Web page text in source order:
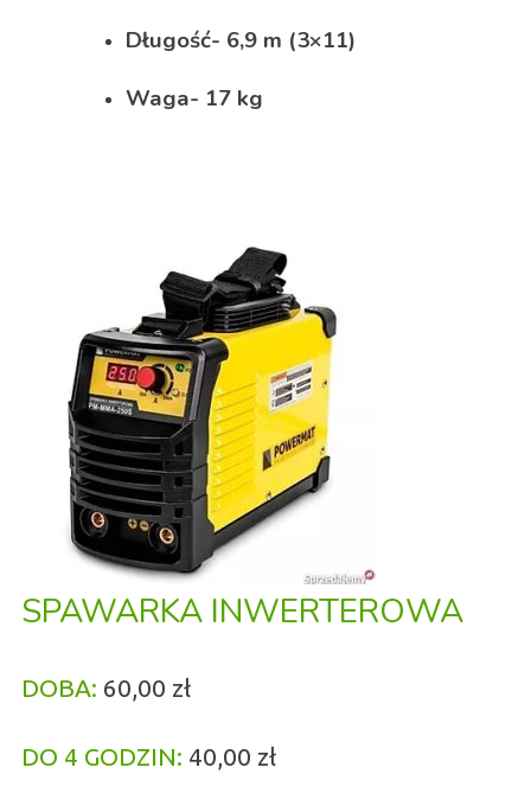
Długość- 6,9 m (3×11)
Waga- 17 kg
SPAWARKA INWERTEROWA
DOBA: 60,00 zł
DO 4 GODZIN: 40,00 zł